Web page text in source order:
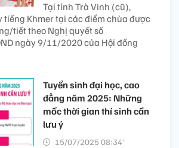
Tại tỉnh Trà Vinh (cũ),
tiếng Khmer tại các điểm chùa được
tiết theo Nghị quyết số
ngày 9/11/2020 của Hội đồng
Tuyển sinh đại học, cao
đẳng năm 2025: Những
mốc thời gian thí sinh cần
lưu ý
15/07/2025 08:34’